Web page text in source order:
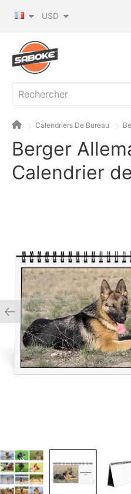
USD
Calendriers De Bureau
Berger
Calendrier